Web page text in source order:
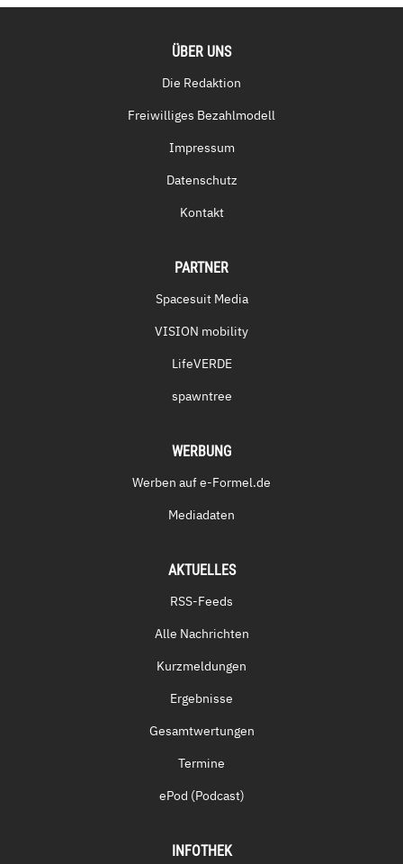
ÜBER UNS
Die Redaktion
Freiwilliges Bezahlmodell
Impressum
Datenschutz
Kontakt
PARTNER
Spacesuit Media
VISION mobility
LifeVERDE
spawntree
WERBUNG
Werben auf e-Formel.de
Mediadaten
AKTUELLES
RSS-Feeds
Alle Nachrichten
Kurzmeldungen
Ergebnisse
Gesamtwertungen
Termine
ePod (Podcast)
INFOTHEK